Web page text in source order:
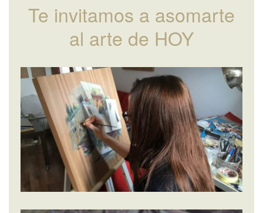
Te invitamos a asomarte
al arte de HOY